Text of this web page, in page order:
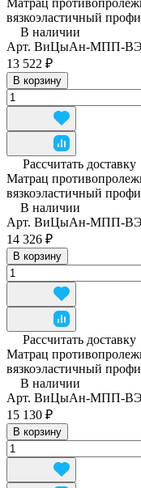
Матрац
вязкоэластичный
В наличии
Арт. ВиЦыАн-МПП-
13 522 ₽
В корзину
Рассчитать доставку
Матрац
вязкоэластичный
В наличии
Арт. ВиЦыАн-МПП-
14 326 ₽
В корзину
Рассчитать доставку
Матрац
вязкоэластичный
В наличии
Арт. ВиЦыАн-МПП-
15 130 ₽
В корзину